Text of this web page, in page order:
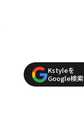
Kstyleを
Google検